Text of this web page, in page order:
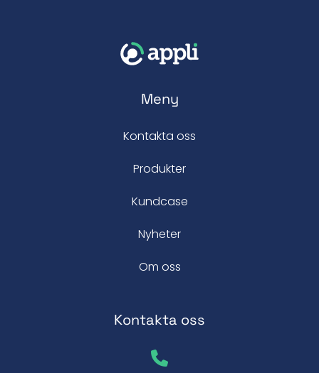
Meny
Kontakta oss
Produkter
Kundcase
Nyheter
Om oss
Kontakta oss